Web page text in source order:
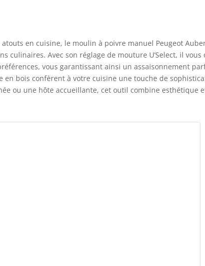
en cuisine, le moulin à poivre manuel Peugeot
culinaires. Avec son réglage de mouture U’Select, il vous
vous garantissant ainsi un assaisonnement
en bois confèrent à votre cuisine une touche de
ou une hôte accueillante, cet outil combine esthétique